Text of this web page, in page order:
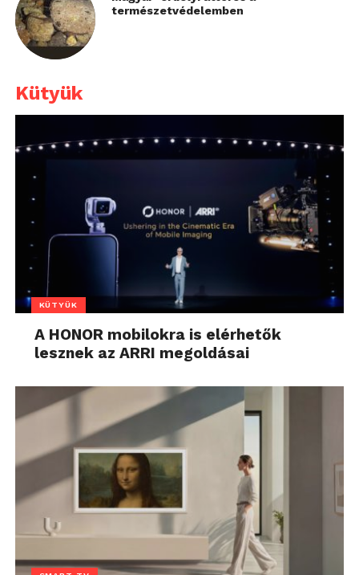
természetvédelemben
Kütyük
KÜTYÜK
A HONOR mobilokra is elérhetők
lesznek az ARRI megoldásai